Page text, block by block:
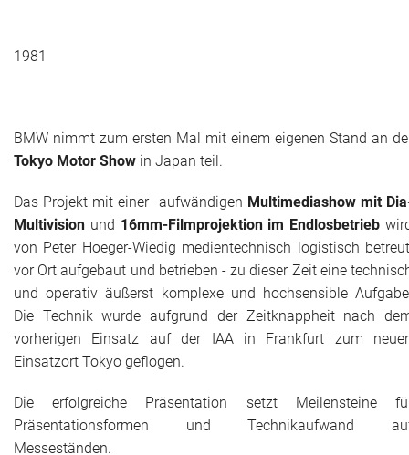
1981
BMW nimmt zum ersten Mal mit einem eigenen Stand an
Tokyo Motor Show in Japan teil.
Das Projekt mit einer aufwändigen Multimediashow mit
Multivision und 16mm-Filmprojektion im Endlosbetrieb
von Peter Hoeger-Wiedig medientechnisch logistisch
vor Ort aufgebaut und betrieben - zu dieser Zeit eine
und operativ äußerst komplexe und hochsensible
Die Technik wurde aufgrund der Zeitknappheit nach
vorherigen Einsatz auf der IAA in Frankfurt zum
Einsatzort Tokyo geflogen.
Die erfolgreiche Präsentation setzt Meilensteine
Präsentationsformen und Technikaufwand
Messeständen.